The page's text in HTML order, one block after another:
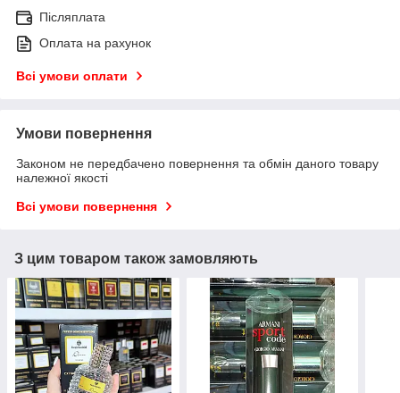
Післяплата
Оплата на рахунок
Всі умови оплати
Умови повернення
Законом не передбачено повернення та обмін даного товару
належної якості
Всі умови повернення
З цим товаром також замовляють